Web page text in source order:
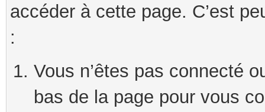
accéder à cette page. C’est
:
Vous n’êtes pas connecté
bas de la page pour vous